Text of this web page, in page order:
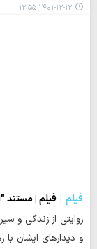
۱۴۰۱-۱۲-۱۲ ۱۲:۵۵
فیلم
فیلم | مستند
روایتی از زندگی و
و دیدارهای ایشان